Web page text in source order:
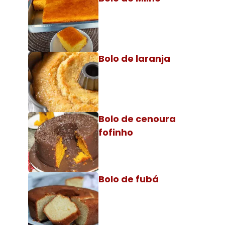
Bolo de laranja
Bolo de cenoura
fofinho
Bolo de fubá